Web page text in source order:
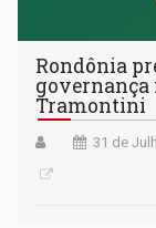
Rondônia
governança
Tramontini
31 de